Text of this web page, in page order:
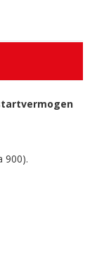
900).